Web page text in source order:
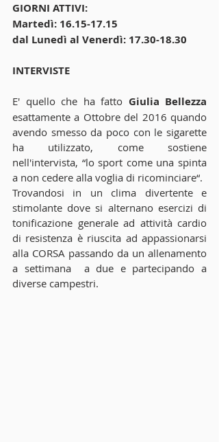
GIORNI ATTIVI:
Martedì: 16.15-17.15
dal Lunedì al Venerdì: 17.30-18.30
INTERVISTE
E' quello che ha fatto Giulia Bellezza
esattamente a Ottobre del 2016 quando
avendo smesso da poco con le sigarette
ha utilizzato, come sostiene
nell'intervista, “lo sport come una spinta
a non cedere alla voglia di ricominciare“.
Trovandosi in un clima divertente e
stimolante dove si alternano esercizi di
tonificazione generale ad attività cardio
di resistenza è riuscita ad appassionarsi
alla CORSA passando da un allenamento
a settimana  a due e partecipando a
diverse campestri.